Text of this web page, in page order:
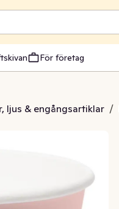
För företag
ljus & engångsartiklar /